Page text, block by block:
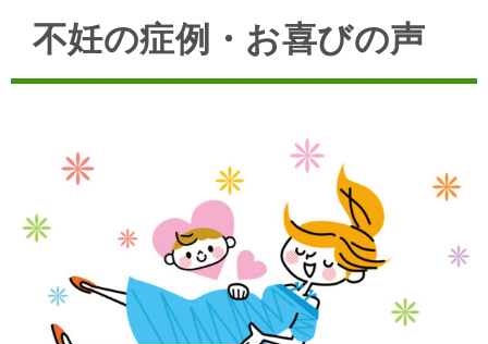
不妊の症例・お喜びの声